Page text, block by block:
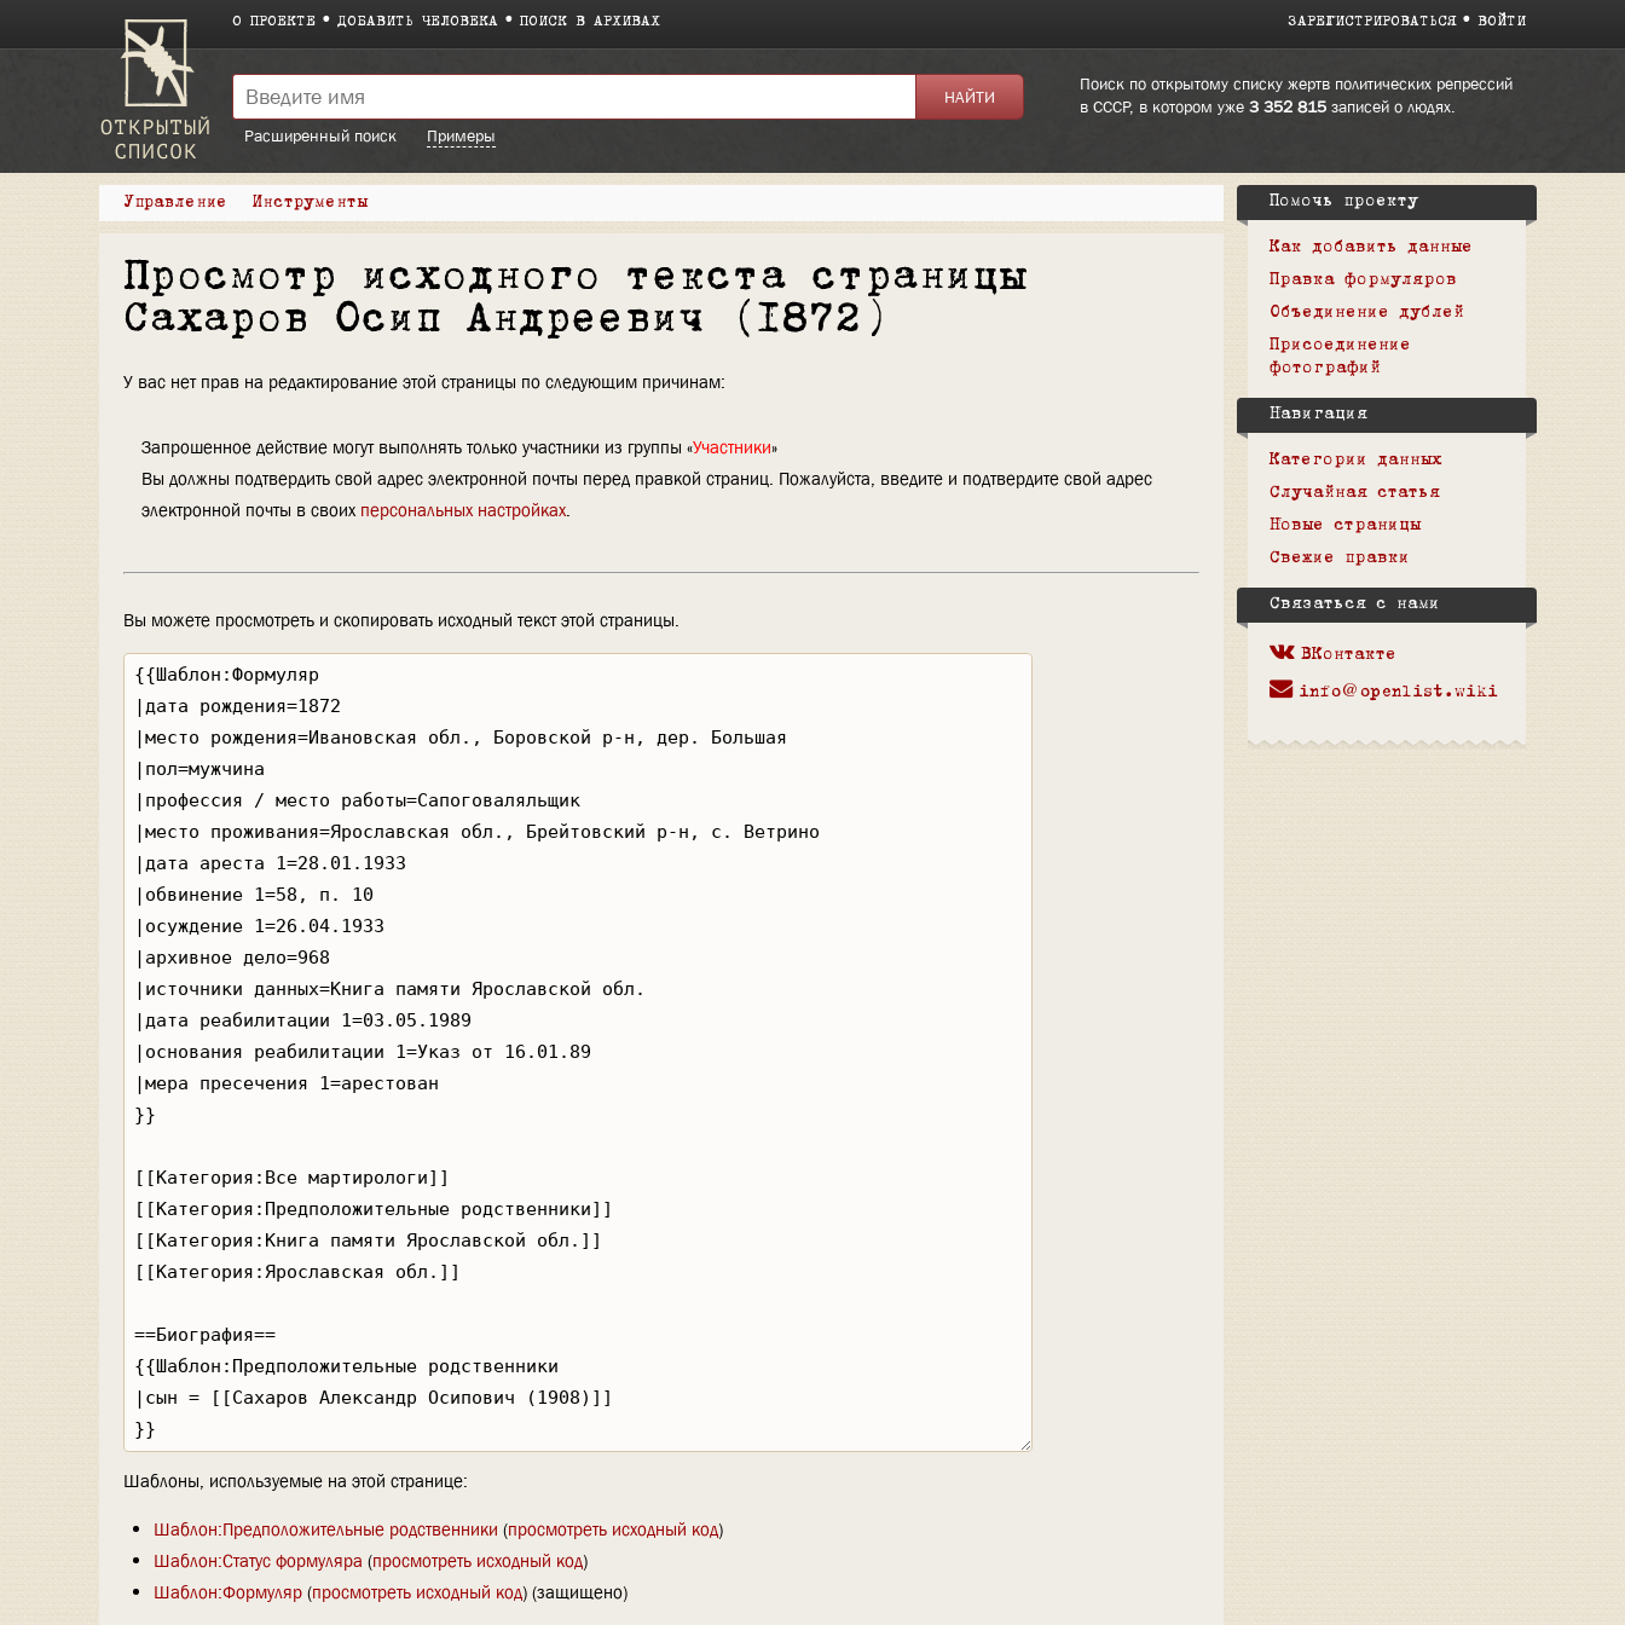
О ПРОЕКТЕ ДОБАВИТЬ ЧЕЛОВЕКА ПОИСК В АРХИВАХ ЗАРЕГИСТРИРОВАТЬСЯ ВОЙТИ
Поиск по открытому списку жертв политических репрессий
в СССР, в котором уже 3 352 815записей о людях.
Расширенный поиск
Примеры
Управление Инструменты
Просмотр исходного текста страницы
Сахаров Осип Андреевич (1872)
У вас нет прав на редактирование этой страницы по следующим причинам:
Запрошенное действие могут выполнять только участники из группы «Участники»
Вы должны подтвердить свой адрес электронной почты перед правкой страниц. Пожалуйста, введите и подтвердите свой адрес
электронной почты в своих персональных настройках.
Вы можете просмотреть и скопировать исходный текст этой страницы.
Шаблоны, используемые на этой странице:
Шаблон:Предположительные родственники (просмотреть исходный код)
Шаблон:Статус формуляра (просмотреть исходный код)
Шаблон:Формуляр(просмотреть исходный код) (защищено)
Помочь проекту
Как добавить данные
Правка формуляров
Объединение дублей
Присоединение
фотографий
Навигация
Категории данных
Случайная статья
Новые страницы
Свежие правки
Связаться с нами
ВКонтакте
info@openlist.wiki